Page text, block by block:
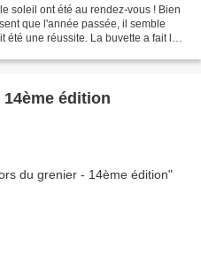
soleil ont été au rendez-vous ! Bien
que l'année passée, il semble
été une réussite. La buvette a fait le
édition